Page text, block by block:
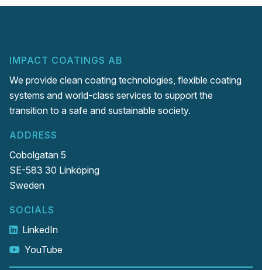
IMPACT COATINGS AB
We provide clean coating technologies, flexible coating
systems and world-class services to support the
transition to a safe and sustainable society.
ADDRESS
Cobolgatan 5
SE-583 30 Linköping
Sweden
SOCIALS
LinkedIn
YouTube